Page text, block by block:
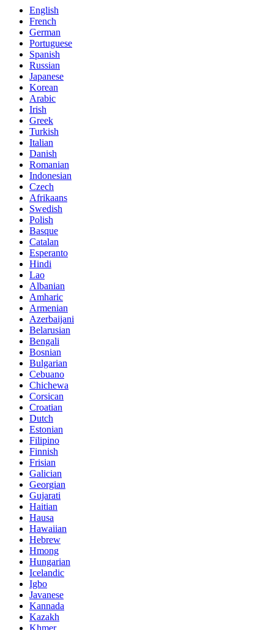
English
French
German
Portuguese
Spanish
Russian
Japanese
Korean
Arabic
Irish
Greek
Turkish
Italian
Danish
Romanian
Indonesian
Czech
Afrikaans
Swedish
Polish
Basque
Catalan
Esperanto
Hindi
Lao
Albanian
Amharic
Armenian
Azerbaijani
Belarusian
Bengali
Bosnian
Bulgarian
Cebuano
Chichewa
Corsican
Croatian
Dutch
Estonian
Filipino
Finnish
Frisian
Galician
Georgian
Gujarati
Haitian
Hausa
Hawaiian
Hebrew
Hmong
Hungarian
Icelandic
Igbo
Javanese
Kannada
Kazakh